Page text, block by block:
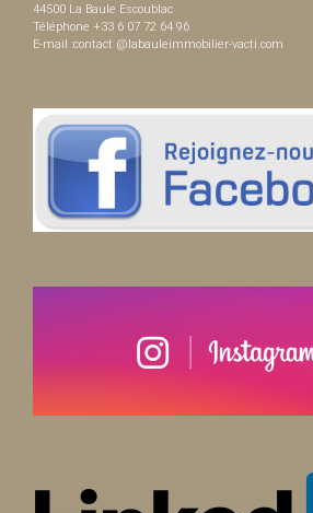
44500 La Baule Escoublac
Téléphone +33 6 07 72 64 96
E-mail :contact @labauleimmobilier-vacti.com